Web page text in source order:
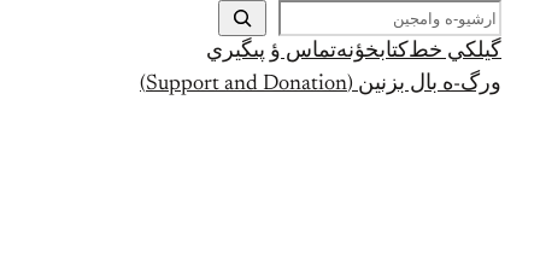
ج
س
ت
ج
گيلکي خط کتابخؤنهتماس ؤ پىگيري
ورگ-ه بال بزنين (Support and Donation)